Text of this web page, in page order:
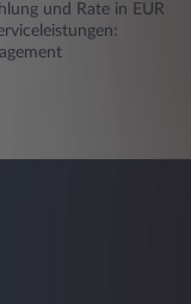
und Rate in EUR